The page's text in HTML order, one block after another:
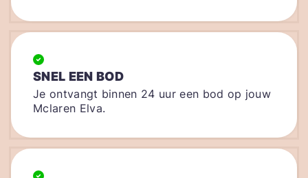
SNEL EEN BOD
Je ontvangt binnen 24 uur een bod op jouw
Mclaren Elva.